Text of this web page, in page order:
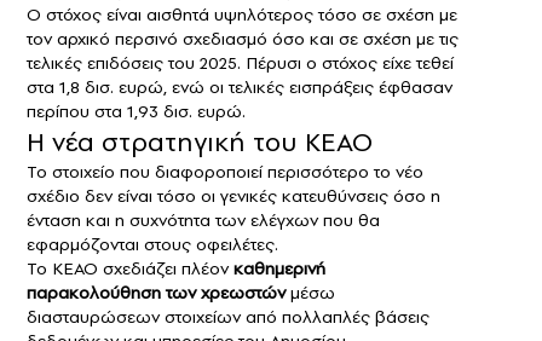
Ο στόχος είναι αισθητά υψηλότερος τόσο σε σχέση με
τον αρχικό περσινό σχεδιασμό όσο και σε σχέση με τις
τελικές επιδόσεις του 2025. Πέρυσι ο στόχος είχε τεθεί
στα 1,8 δισ. ευρώ, ενώ οι τελικές εισπράξεις έφθασαν
περίπου στα 1,93 δισ. ευρώ.
Η νέα στρατηγική του ΚΕΑΟ
Το στοιχείο που διαφοροποιεί περισσότερο το νέο
σχέδιο δεν είναι τόσο οι γενικές κατευθύνσεις όσο η
ένταση και η συχνότητα των ελέγχων που θα
εφαρμόζονται στους οφειλέτες.
Το ΚΕΑΟ σχεδιάζει πλέονκαθημερινή
παρακολούθηση των χρεωστώνμέσω
διασταυρώσεων στοιχείων από πολλαπλές βάσεις